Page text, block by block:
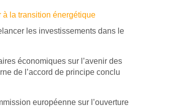
à la transition énergétique
les investissements dans le
économiques sur l’avenir des
de l’accord de principe conclu
européenne sur l’ouverture